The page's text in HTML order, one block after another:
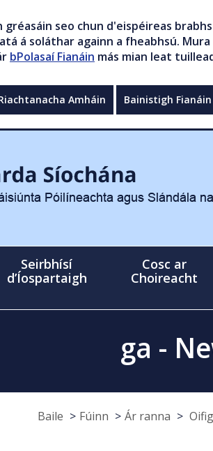
seo chun d'eispéireas
á soláthar againn a fheabhsú.
bPolasaí Fianáin más mian leat
Amháin Bainistigh Fianáin
Seirbhísí
d’Íospartaigh
Cosc ar
Choireacht
ga -
Baile Fúinn Ár ranna